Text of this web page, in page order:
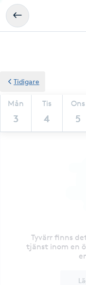
Mån
3
Tis
4
Ons
5
Tidigare
Tyvärr finns
tjänst inom en